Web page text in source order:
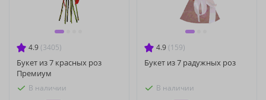
4.9 (3405)
Букет из 7 красных роз
Премиум
В наличии
4.9 (159)
Букет из 7 радужных роз
В наличии